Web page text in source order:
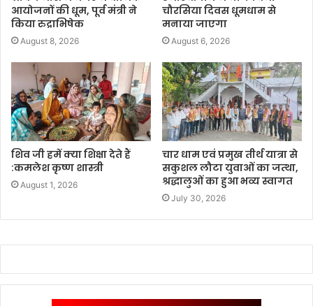
आयोजनों की धूम, पूर्व मंत्री ने
किया रुद्राभिषेक
August 8, 2026
चौरसिया दिवस धूमधाम से
मनाया जाएगा
August 6, 2026
शिव जी हमें क्या शिक्षा देते हैं
:कमलेश कृष्ण शास्त्री
August 1, 2026
चार धाम एवं प्रमुख तीर्थ यात्रा से
सकुशल लौटा युवाओं का जत्था,
श्रद्धालुओं का हुआ भव्य स्वागत
July 30, 2026